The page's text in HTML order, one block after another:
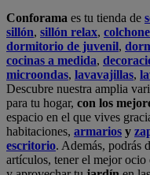
Conforama es tu tienda de
sillón, sillón relax,
dormitorio de juvenil,
cocinas a medida,
microondas, lavavajillas,
Descubre nuestra amplia
para tu hogar, con los
espacio en el que vives
habitaciones, armarios y
escritorio. Además, podrás
artículos, tener el mejor